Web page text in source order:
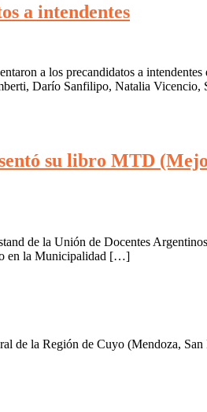
a intendentes
a los precandidatos a
Darío Sanfilipo, Natalia
su libro MTD
de la Unión de Docentes
en la Municipalidad […]
de la Región de Cuyo (Mendoza,